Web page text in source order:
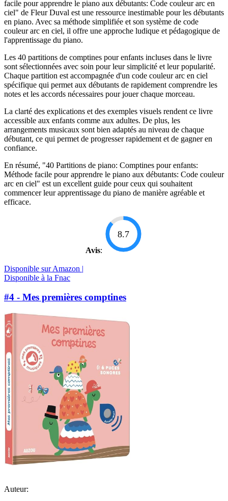
facile pour apprendre le piano aux débutants: Code couleur arc en
ciel" de Fleur Duval est une ressource inestimable pour les débutants
en piano. Avec sa méthode simplifiée et son système de code
couleur arc en ciel, il offre une approche ludique et pédagogique de
l'apprentissage du piano.
Les 40 partitions de comptines pour enfants incluses dans le livre
sont sélectionnées avec soin pour leur simplicité et leur popularité.
Chaque partition est accompagnée d'un code couleur arc en ciel
spécifique qui permet aux débutants de rapidement comprendre les
notes et les accords nécessaires pour jouer chaque morceau.
La clarté des explications et des exemples visuels rendent ce livre
accessible aux enfants comme aux adultes. De plus, les
arrangements musicaux sont bien adaptés au niveau de chaque
débutant, ce qui permet de progresser rapidement et de gagner en
confiance.
En résumé, "40 Partitions de piano: Comptines pour enfants:
Méthode facile pour apprendre le piano aux débutants: Code couleur
arc en ciel" est un excellent guide pour ceux qui souhaitent
commencer leur apprentissage du piano de manière agréable et
efficace.
Avis:
8.7
Disponible sur Amazon |
Disponible à la Fnac
#4 - Mes premières comptines
Auteur: